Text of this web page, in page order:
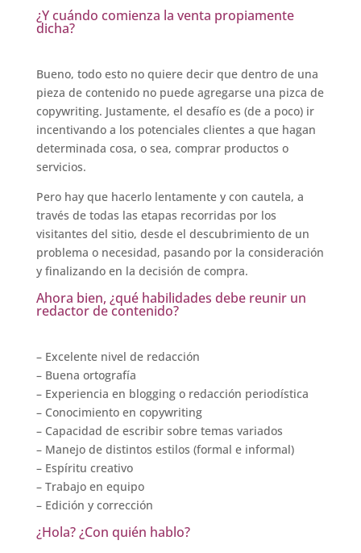
¿Y cuándo comienza la venta propiamente
dicha?
Bueno, todo esto no quiere decir que dentro de una
pieza de contenido no puede agregarse una pizca de
copywriting. Justamente, el desafío es (de a poco) ir
incentivando a los potenciales clientes a que hagan
determinada cosa, o sea, comprar productos o
servicios.
Pero hay que hacerlo lentamente y con cautela, a
través de todas las etapas recorridas por los
visitantes del sitio, desde el descubrimiento de un
problema o necesidad, pasando por la consideración
y finalizando en la decisión de compra.
Ahora bien, ¿qué habilidades debe reunir un
redactor de contenido?
– Excelente nivel de redacción
– Buena ortografía
– Experiencia en blogging o redacción periodística
– Conocimiento en copywriting
– Capacidad de escribir sobre temas variados
– Manejo de distintos estilos (formal e informal)
– Espíritu creativo
– Trabajo en equipo
– Edición y corrección
¿Hola? ¿Con quién hablo?